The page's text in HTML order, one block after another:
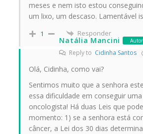
meses e nem isto estou
um lixo, um descaso. Lamentável
1 Responder
Natália Mancini Autor
Reply to Cidinha Santos
Olá, Cidinha, como vai?
Sentimos muito que a senhora
essa dificuldade em conseguir
oncologista! Há duas Leis que
momento: 1) se a senhora está
câncer, a Lei dos 30 dias